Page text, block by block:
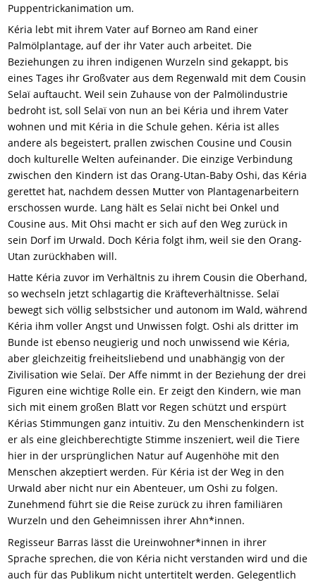
Puppentrickanimation um.
Kéria lebt mit ihrem Vater auf Borneo am Rand einer
Palmölplantage, auf der ihr Vater auch arbeitet. Die
Beziehungen zu ihren indigenen Wurzeln sind gekappt, bis
eines Tages ihr Großvater aus dem Regenwald mit dem Cousin
Selaï auftaucht. Weil sein Zuhause von der Palmölindustrie
bedroht ist, soll Selaï von nun an bei Kéria und ihrem Vater
wohnen und mit Kéria in die Schule gehen. Kéria ist alles
andere als begeistert, prallen zwischen Cousine und Cousin
doch kulturelle Welten aufeinander. Die einzige Verbindung
zwischen den Kindern ist das Orang-Utan-Baby Oshi, das Kéria
gerettet hat, nachdem dessen Mutter von Plantagenarbeitern
erschossen wurde. Lang hält es Selaï nicht bei Onkel und
Cousine aus. Mit Ohsi macht er sich auf den Weg zurück in
sein Dorf im Urwald. Doch Kéria folgt ihm, weil sie den Orang-
Utan zurückhaben will.
Hatte Kéria zuvor im Verhältnis zu ihrem Cousin die Oberhand,
so wechseln jetzt schlagartig die Kräfteverhältnisse. Selaï
bewegt sich völlig selbstsicher und autonom im Wald, während
Kéria ihm voller Angst und Unwissen folgt. Oshi als dritter im
Bunde ist ebenso neugierig und noch unwissend wie Kéria,
aber gleichzeitig freiheitsliebend und unabhängig von der
Zivilisation wie Selaï. Der Affe nimmt in der Beziehung der drei
Figuren eine wichtige Rolle ein. Er zeigt den Kindern, wie man
sich mit einem großen Blatt vor Regen schützt und erspürt
Kérias Stimmungen ganz intuitiv. Zu den Menschenkindern ist
er als eine gleichberechtigte Stimme inszeniert, weil die Tiere
hier in der ursprünglichen Natur auf Augenhöhe mit den
Menschen akzeptiert werden. Für Kéria ist der Weg in den
Urwald aber nicht nur ein Abenteuer, um Oshi zu folgen.
Zunehmend führt sie die Reise zurück zu ihren familiären
Wurzeln und den Geheimnissen ihrer Ahn*innen.
Regisseur Barras lässt die Ureinwohner*innen in ihrer
Sprache sprechen, die von Kéria nicht verstanden wird und die
auch für das Publikum nicht untertitelt werden. Gelegentlich